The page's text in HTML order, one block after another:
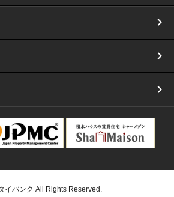
イバンク All Rights Reserved.